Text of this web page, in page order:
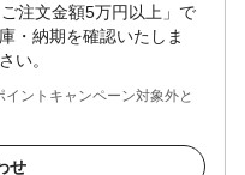
注文金額5万円以上」で
・納期を確認いたしま
い。
ントキャンペーン対象外と
せ